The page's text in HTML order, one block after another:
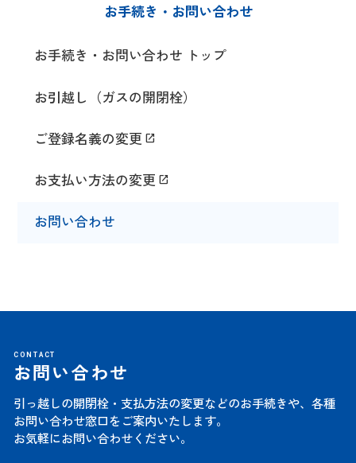
お手続き・お問い合わせ
お手続き・お問い合わせ トップ
お引越し（ガスの開閉栓）
ご登録名義の変更
お支払い方法の変更
お問い合わせ
CONTACT
お問い合わせ
引っ越しの開閉栓・支払方法の変更などのお手続きや、各種
お問い合わせ窓口をご案内いたします。
お気軽にお問い合わせください。